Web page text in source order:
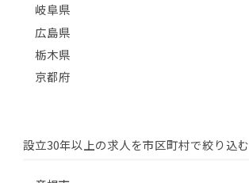
岐阜県
広島県
栃木県
京都府
設立30年以上の求人を市区町村で絞り込む